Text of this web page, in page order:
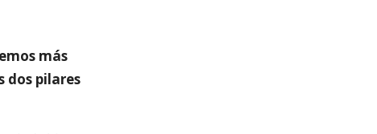
más
dos pilares